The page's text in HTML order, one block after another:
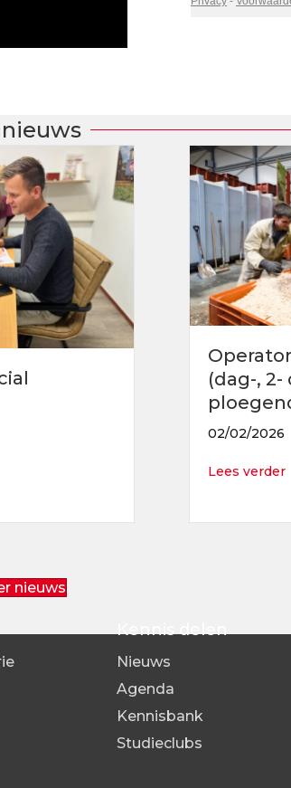
Logistiek)
Financial Controller
(dag-, 2-
02/02/2026
Lees verder
nieuws
Kennis delen
Nieuws
Agenda
Kennisbank
Studieclubs